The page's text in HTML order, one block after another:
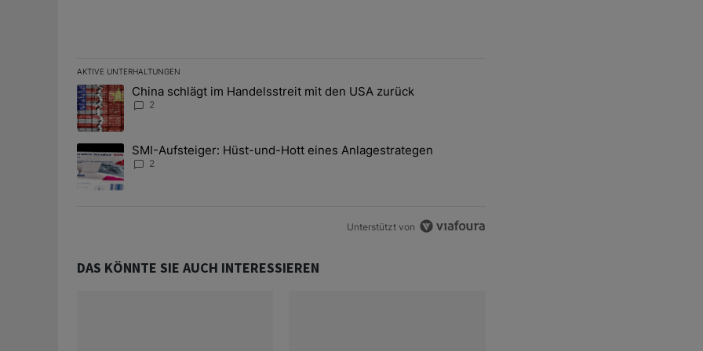
AKTIVE UNTERHALTUNGEN
Das Folgende ist eine Liste der am meisten kommentierten Artikel der letzten 7 days.
Ein Trendartikel mit dem Titel "China schlägt im Handelsstreit mit den USA zurück" mit 2 kommentare.
China schlägt im Handelsstreit mit den USA zurück
2
Ein Trendartikel mit dem Titel "SMI-Aufsteiger: Hüst-und-Hott eines Anlagestrategen" mit 2 kommentare.
SMI-Aufsteiger: Hüst-und-Hott eines Anlagestrategen
2
Unterstützt von
DAS KÖNNTE SIE AUCH INTERESSIEREN